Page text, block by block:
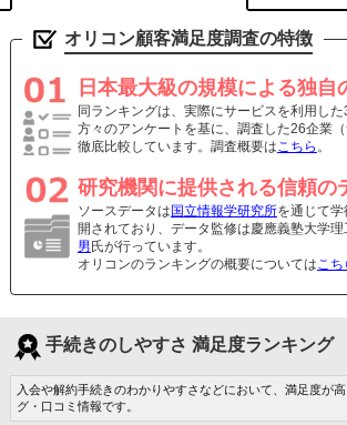
オリコン顧客満足度調査の特徴
日本最大級の規模による独自
同ランキングは、実際にサービスを利用し
方々のアンケートを基に、調査した26企業
徹底比較しています。調査概要はこちら 。
研究機関に提供される信頼の
ソースデータは 国立情報学研究所を通じて
開されており、データ監修は慶應義塾大学理
男 氏が行っています。
オリコンのランキングの概要についてはこち
手続きのしやすさ 満足度ランキング
入会や解約手続きのわかりやすさなどにおいて、満足度が
グ・口コミ情報です。